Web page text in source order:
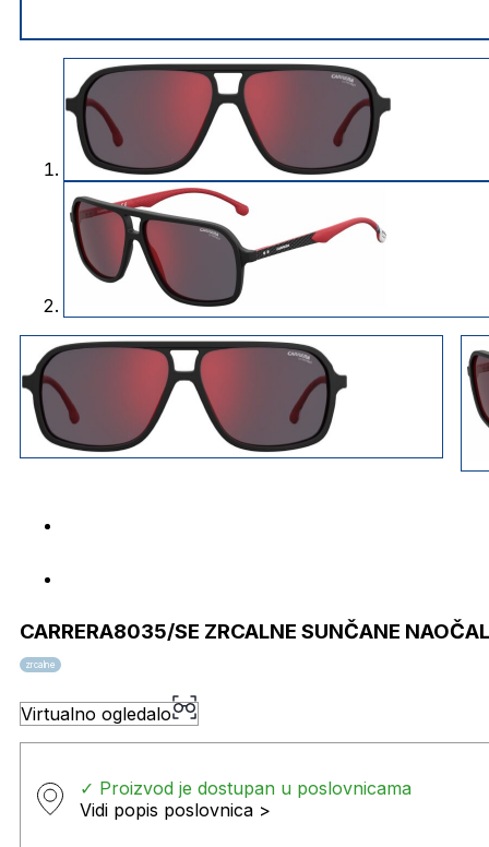
CARRERA8035/SE ZRCALNE SUNČANE
zrcalne
Virtualno ogledalo
✓ Proizvod je dostupan u poslovnicama
Vidi popis poslovnica >